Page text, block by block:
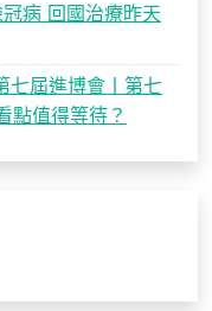
病 回國治療昨天
七屆進博會丨第七
點值得等待？